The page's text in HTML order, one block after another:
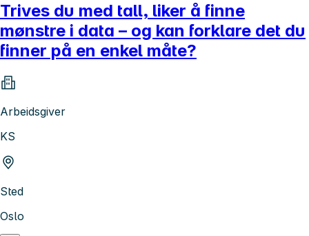
Trives du med tall, liker å finne
mønstre i data – og kan forklare det du
finner på en enkel måte?
Arbeidsgiver
KS
Sted
Oslo